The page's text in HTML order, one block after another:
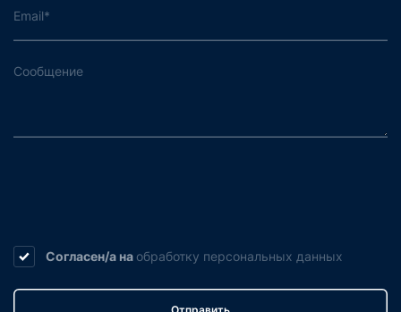
Согласен/а на обработку персональных данных